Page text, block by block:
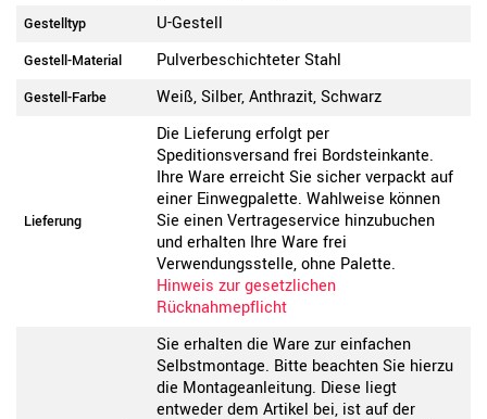
Gestelltyp U-Gestell
Gestell-Material Pulverbeschichteter Stahl
Gestell-Farbe Weiß, Silber, Anthrazit, Schwarz
Lieferung
Die Lieferung erfolgt per
Speditionsversand frei Bordsteinkante.
Ihre Ware erreicht Sie sicher verpackt auf
einer Einwegpalette. Wahlweise können
Sie einen Vertrageservice hinzubuchen
und erhalten Ihre Ware frei
Verwendungsstelle, ohne Palette.
Hinweis zur gesetzlichen
Rücknahmepflicht
Sie erhalten die Ware zur einfachen
Selbstmontage. Bitte beachten Sie hierzu
die Montageanleitung. Diese liegt
entweder dem Artikel bei, ist auf der